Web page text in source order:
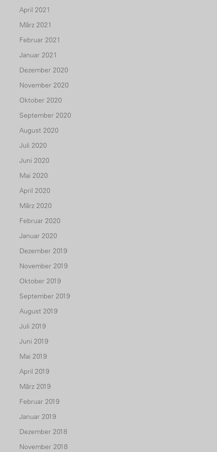
April 2021
März 2021
Februar 2021
Januar 2021
Dezember 2020
November 2020
Oktober 2020
September 2020
August 2020
Juli 2020
Juni 2020
Mai 2020
April 2020
März 2020
Februar 2020
Januar 2020
Dezember 2019
November 2019
Oktober 2019
September 2019
August 2019
Juli 2019
Juni 2019
Mai 2019
April 2019
März 2019
Februar 2019
Januar 2019
Dezember 2018
November 2018